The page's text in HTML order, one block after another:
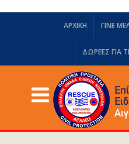
ΑΡΧΙΚΗ ΓΙΝΕ
ΔΩΡΕΈΣ ΓΙΑ